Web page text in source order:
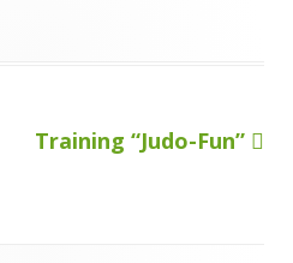
Nächster
Training “Judo-Fun”